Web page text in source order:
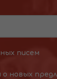
писем
о новых